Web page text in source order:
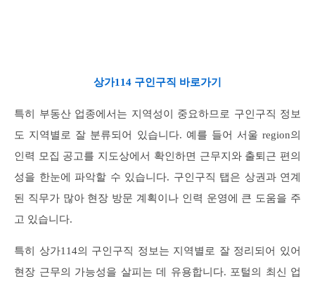
상가114 구인구직 바로가기
특히 부동산 업종에서는 지역성이 중요하므로 구인구직 정보
도 지역별로 잘 분류되어 있습니다. 예를 들어 서울 region의
인력 모집 공고를 지도상에서 확인하면 근무지와 출퇴근 편의
성을 한눈에 파악할 수 있습니다. 구인구직 탭은 상권과 연계
된 직무가 많아 현장 방문 계획이나 인력 운영에 큰 도움을 주
고 있습니다.
특히 상가114의 구인구직 정보는 지역별로 잘 정리되어 있어
현장 근무의 가능성을 살피는 데 유용합니다. 포털의 최신 업